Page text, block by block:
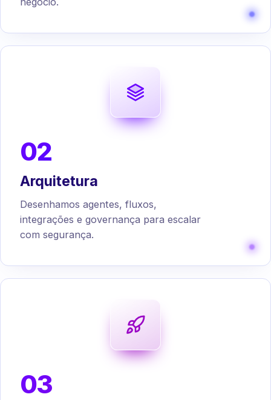
02
Arquitetura
Desenhamos agentes, fluxos,
integrações e governança para escalar
com segurança.
03